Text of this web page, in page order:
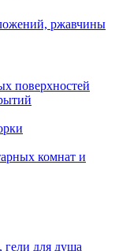
ржавчины
поверхностей
комнат и
для душа